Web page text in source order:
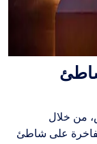
من خلال
على شاطئ